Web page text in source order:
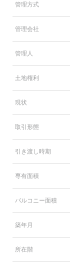
管理方式
管理会社
管理人
土地権利
現状
取引形態
引き渡し時期
専有面積
バルコニー面積
築年月
所在階